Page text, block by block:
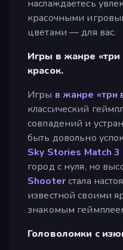
наслаждаетесь
красочными
цветами — для вас.
Игры в жанре
красок.
Игры в жанре «три
классический
совпадений и
быть довольно
Sky Stories Match 3
город с нуля, но
Shooterстала
известной своими
знакомым
Головоломки с